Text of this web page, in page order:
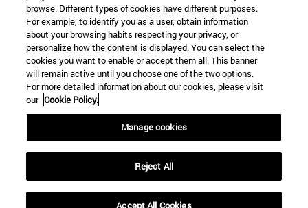
browse. Different types of cookies have different purposes.
For example, to identify you as a user, obtain information
about your browsing habits respecting your privacy, or
personalize how the content is displayed. You can select the
cookies you want to enable or accept them all. This banner
will remain active until you choose one of the two options.
For more detailed information about our cookies, please visit
our Cookie Policy.
Manage cookies
Reject All
Accept All Cookies